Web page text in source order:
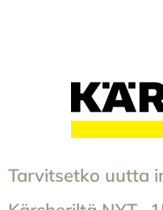
Tarvitsetko uutta